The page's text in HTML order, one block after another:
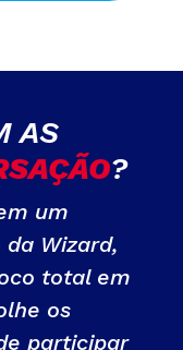
AS
?
um
Wizard,
total em
os
participar